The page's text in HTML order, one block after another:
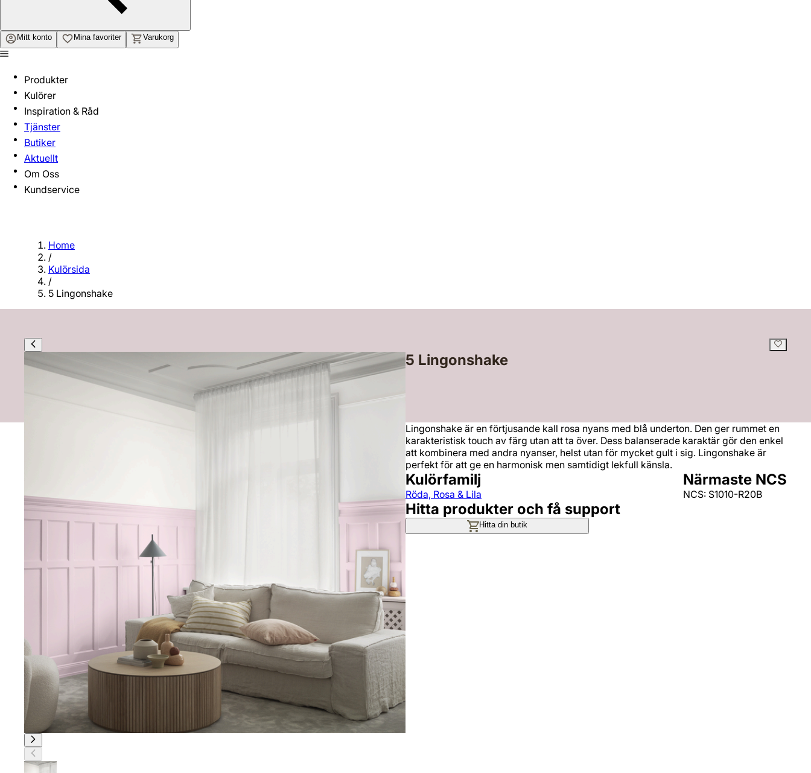
Mitt konto Mina favoriter Varukorg
Produkter
Kulörer
Inspiration & Råd
Tjänster
Butiker
Aktuellt
Om Oss
Kundservice
Home
/
Kulörsida
/
5 Lingonshake
5 Lingonshake
Lingonshake är en förtjusande kall rosa nyans med blå underton. Den ger rummet en
karakteristisk touch av färg utan att ta över. Dess balanserade karaktär gör den enkel
att kombinera med andra nyanser, helst utan för mycket gult i sig. Lingonshake är
perfekt för att ge en harmonisk men samtidigt lekfull känsla.
Kulörfamilj
Röda, Rosa & Lila
Närmaste NCS
NCS: S1010-R20B
Hitta produkter och få support
Hitta din butik